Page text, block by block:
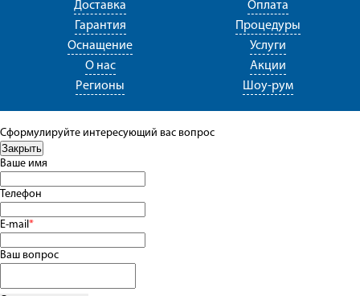
Доставка
Оплата
Гарантия
Процедуры
Оснащение
Услуги
О нас
Акции
Регионы
Шоу-рум
Сформулируйте интересующий вас вопрос
Ваше имя
Телефон
E-mail *
Ваш вопрос